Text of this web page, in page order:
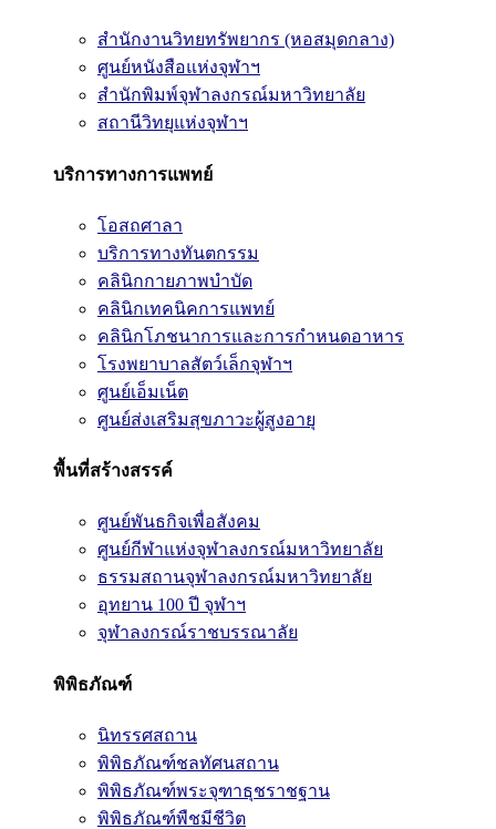
สำนักงานวิทยทรัพยากร (หอสมุดกลาง)
ศูนย์หนังสือแห่งจุฬาฯ
สำนักพิมพ์จุฬาลงกรณ์มหาวิทยาลัย
สถานีวิทยุแห่งจุฬาฯ
บริการทางการแพทย์
โอสถศาลา
บริการทางทันตกรรม
คลินิกกายภาพบำบัด
คลินิกเทคนิคการแพทย์
คลินิกโภชนาการและการกำหนดอาหาร
โรงพยาบาลสัตว์เล็กจุฬาฯ
ศูนย์เอ็มเน็ต
ศูนย์ส่งเสริมสุขภาวะผู้สูงอายุ
พื้นที่สร้างสรรค์
ศูนย์พันธกิจเพื่อสังคม
ศูนย์กีฬาแห่งจุฬาลงกรณ์มหาวิทยาลัย
ธรรมสถานจุฬาลงกรณ์มหาวิทยาลัย
อุทยาน 100 ปี จุฬาฯ
จุฬาลงกรณ์ราชบรรณาลัย
พิพิธภัณฑ์
นิทรรศสถาน
พิพิธภัณฑ์ชลทัศนสถาน
พิพิธภัณฑ์พระจุฑาธุชราชฐาน
พิพิธภัณฑ์พืชมีชีวิต